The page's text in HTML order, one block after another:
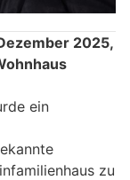
2025,
ein
zu